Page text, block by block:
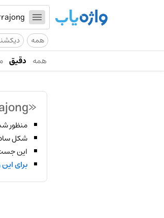
همه
همه دقیق
«flame durrajong»
منظور
شکل
این
برای